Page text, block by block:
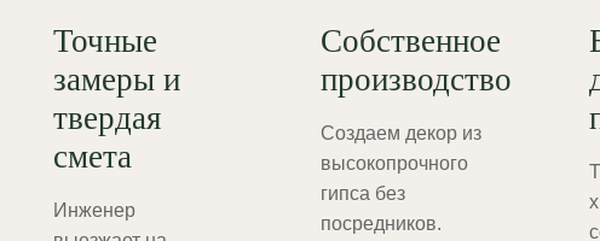
Точные
замеры и
твердая
смета
Инженер
Собственное
производство
Создаем декор из
высокопрочного
гипса без
посредников.